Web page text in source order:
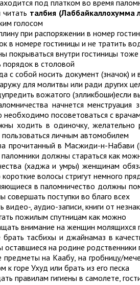
под платком во время
талбия (Лаббайкаллохумма
голосом
при распоряжении в номер
в номере гостиницы и не тратить
покрываться внутри гостиницы тоже
в столовой
с собой носить документ (значок) и
для молитвы или ради других
вожатого (элликбоши)если
начнется
необходимо посоветоваться с
ходить в одиночку, желательно
личным автомобилем
прочитанный в Масжиди-н-Набави
должны стараться как
(хаджа и умры) женщинам
короткие волосы стригут немного
в паломничество должны
поступки во благо всех
видео-, аудио-записи, книги от
пожилым спутницам как можно
внимание на женщин
брать тасбихы и джайнамаз в
на родине
предметы на Каабу, на гробницу/
к горе Ухуд или брать из его песка
правилам гигиены в самолете,